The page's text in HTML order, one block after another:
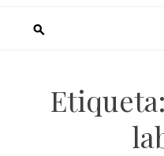
Etiqueta: